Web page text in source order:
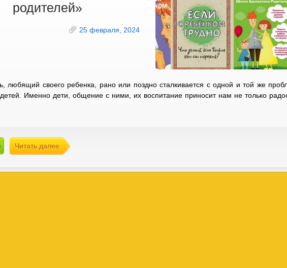
родителей»
25 февраля, 2024
любящий своего ребенка, рано или поздно сталкивается с одной и той же
детей. Именно дети, общение с ними, их воспитание приносит нам не только
Читать далее